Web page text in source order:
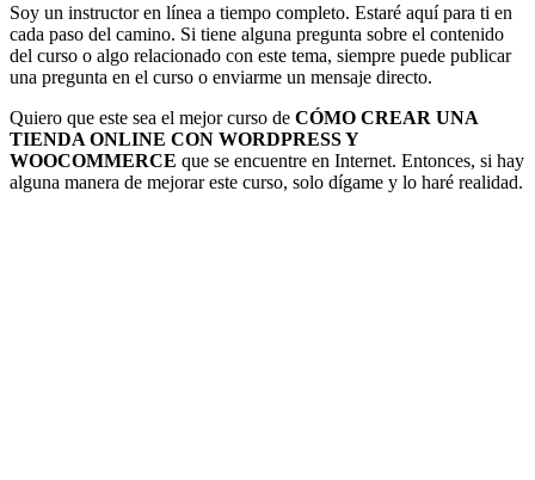
Soy un instructor en línea a tiempo completo. Estaré aquí para ti en
cada paso del camino. Si tiene alguna pregunta sobre el contenido
del curso o algo relacionado con este tema, siempre puede publicar
una pregunta en el curso o enviarme un mensaje directo.
Quiero que este sea el mejor curso de CÓMO CREAR UNA
TIENDA ONLINE CON WORDPRESS Y
WOOCOMMERCE que se encuentre en Internet. Entonces, si hay
alguna manera de mejorar este curso, solo dígame y lo haré realidad.